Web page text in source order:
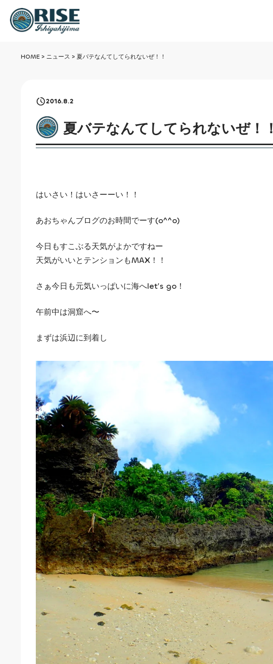
HOME > ニュース > 夏バテなんてしてられないぜ！！
2016.8.2
夏バテなんてしてられないぜ！！
はいさい！はいさーーい！！
あおちゃんブログのお時間でーす(o^^o)
今日もすこぶる天気がよかですねー
天気がいいとテンションもMAX！！
さぁ今日も元気いっぱいに海へlet’s go！
午前中は洞窟へ〜
まずは浜辺に到着し